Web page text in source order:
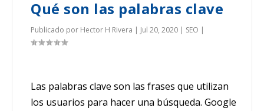
Qué son las palabras clave
Publicado por Hector H Rivera | Jul 20, 2020 | SEO |
Las palabras clave son las frases que utilizan
los usuarios para hacer una búsqueda. Google